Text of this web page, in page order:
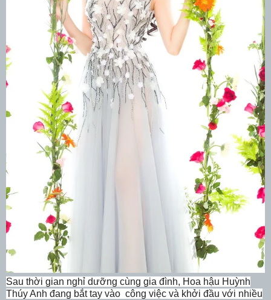
Sau thời gian nghỉ dưỡng cùng gia đình, Hoa hậu Huỳnh
Thúy Anh đang bắt tay vào công việc và khởi đầu với nhiều